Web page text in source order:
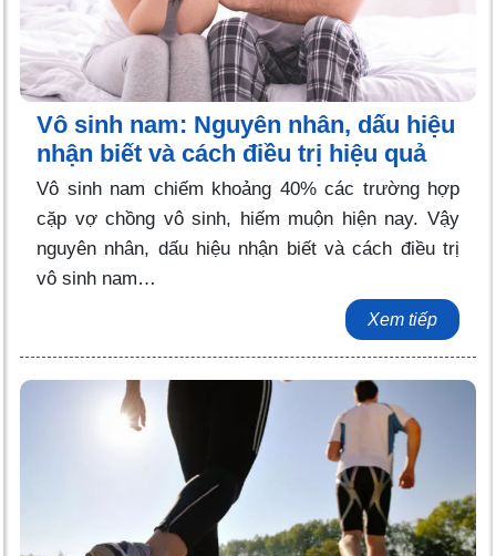
Vô sinh nam: Nguyên nhân, dấu hiệu
nhận biết và cách điều trị hiệu quả
Vô sinh nam chiếm khoảng 40% các trường hợp
cặp vợ chồng vô sinh, hiếm muộn hiện nay. Vậy
nguyên nhân, dấu hiệu nhận biết và cách điều trị
vô sinh nam…
Xem tiếp